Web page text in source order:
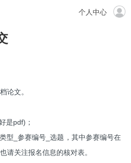
个人中心
论文。
是pdf)；
型_参赛编号_选题，其中参赛编号在
请关注报名信息的核对表。